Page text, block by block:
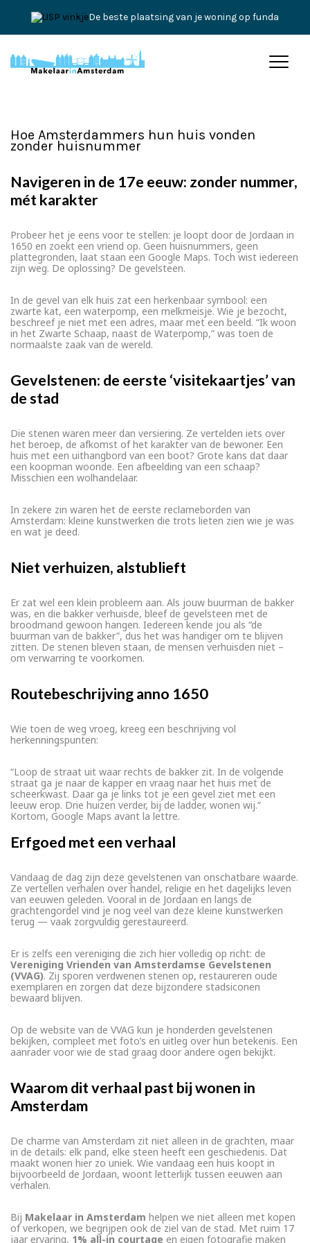
De beste plaatsing van je woning op funda
Hoe Amsterdammers hun huis vonden
zonder huisnummer
Navigeren in de 17e eeuw: zonder nummer,
mét karakter
Probeer het je eens voor te stellen: je loopt door de Jordaan in
1650 en zoekt een vriend op. Geen huisnummers, geen
plattegronden, laat staan een Google Maps. Toch wist iedereen
zijn weg. De oplossing? De gevelsteen.
In de gevel van elk huis zat een herkenbaar symbool: een
zwarte kat, een waterpomp, een melkmeisje. Wie je bezocht,
beschreef je niet met een adres, maar met een beeld. “Ik woon
in het Zwarte Schaap, naast de Waterpomp,” was toen de
normaalste zaak van de wereld.
Gevelstenen: de eerste ‘visitekaartjes’ van
de stad
Die stenen waren meer dan versiering. Ze vertelden iets over
het beroep, de afkomst of het karakter van de bewoner. Een
huis met een uithangbord van een boot? Grote kans dat daar
een koopman woonde. Een afbeelding van een schaap?
Misschien een wolhandelaar.
In zekere zin waren het de eerste reclameborden van
Amsterdam: kleine kunstwerken die trots lieten zien wie je was
en wat je deed.
Niet verhuizen, alstublieft
Er zat wel een klein probleem aan. Als jouw buurman de bakker
was, en die bakker verhuisde, bleef de gevelsteen met de
broodmand gewoon hangen. Iedereen kende jou als “de
buurman van de bakker”, dus het was handiger om te blijven
zitten. De stenen bleven staan, de mensen verhuisden niet –
om verwarring te voorkomen.
Routebeschrijving anno 1650
Wie toen de weg vroeg, kreeg een beschrijving vol
herkenningspunten:
“Loop de straat uit waar rechts de bakker zit. In de volgende
straat ga je naar de kapper en vraag naar het huis met de
scheerkwast. Daar ga je links tot je een gevel ziet met een
leeuw erop. Drie huizen verder, bij de ladder, wonen wij.”
Kortom, Google Maps avant la lettre.
Erfgoed met een verhaal
Vandaag de dag zijn deze gevelstenen van onschatbare waarde.
Ze vertellen verhalen over handel, religie en het dagelijks leven
van eeuwen geleden. Vooral in de Jordaan en langs de
grachtengordel vind je nog veel van deze kleine kunstwerken
terug — vaak zorgvuldig gerestaureerd.
Er is zelfs een vereniging die zich hier volledig op richt: de
Vereniging Vrienden van Amsterdamse Gevelstenen
(VVAG). Zij sporen verdwenen stenen op, restaureren oude
exemplaren en zorgen dat deze bijzondere stadsiconen
bewaard blijven.
Op de website van de VVAG kun je honderden gevelstenen
bekijken, compleet met foto’s en uitleg over hun betekenis. Een
aanrader voor wie de stad graag door andere ogen bekijkt.
Waarom dit verhaal past bij wonen in
Amsterdam
De charme van Amsterdam zit niet alleen in de grachten, maar
in de details: elk pand, elke steen heeft een geschiedenis. Dat
maakt wonen hier zo uniek. Wie vandaag een huis koopt in
bijvoorbeeld de Jordaan, woont letterlijk tussen eeuwen aan
verhalen.
Bij Makelaar in Amsterdam helpen we niet alleen met kopen
of verkopen, we begrijpen ook de ziel van de stad. Met ruim 17
jaar ervaring, 1% all-in courtage en eigen fotografie maken